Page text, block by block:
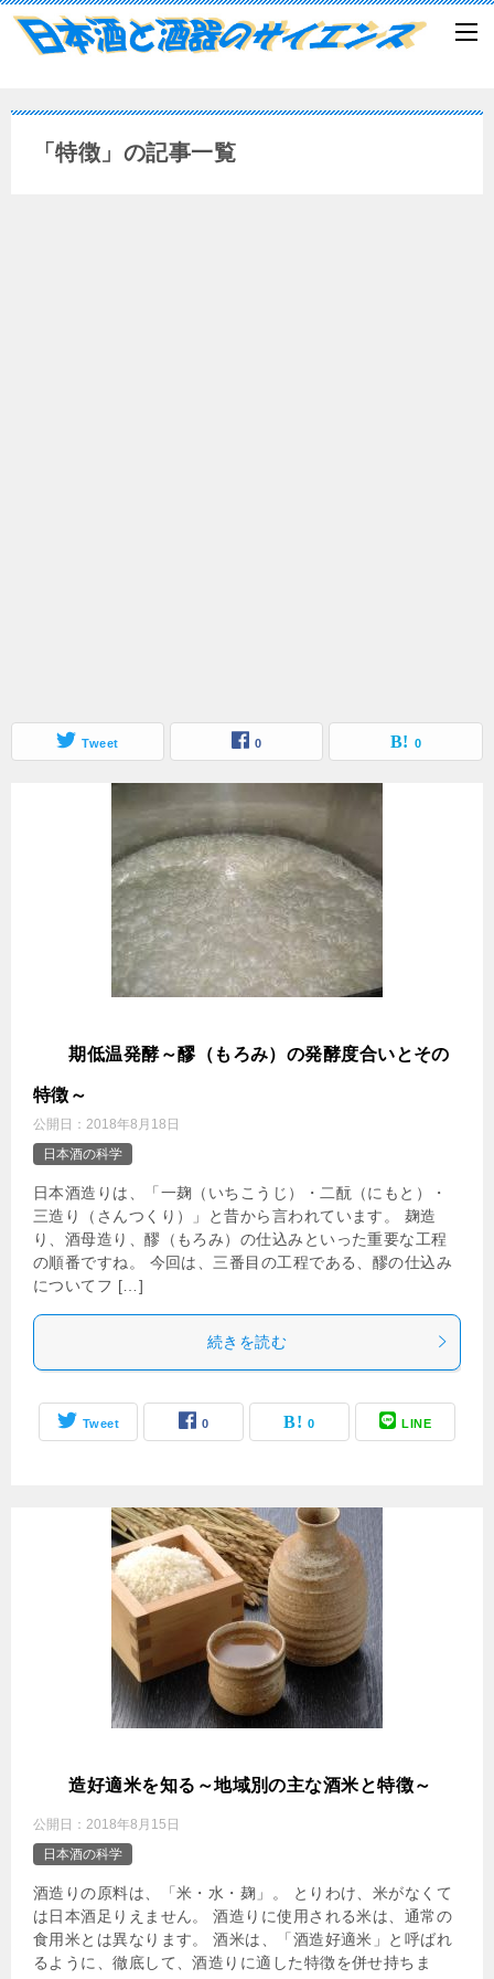
「特徴」の記事一覧
Tweet 0 0
長期低温発酵～醪（もろみ）の発酵度合いとその
特徴～
公開日： 2018年8月18日
日本酒の科学
日本酒造りは、「一麹（いちこうじ）・二酛（にもと）・
三造り（さんつくり）」と昔から言われています。 麹造
り、酒母造り、醪（もろみ）の仕込みといった重要な工程
の順番ですね。 今回は、三番目の工程である、醪の仕込み
についてフ […]
続きを読む
Tweet 0 0 LINE
酒造好適米を知る～地域別の主な酒米と特徴～
公開日： 2018年8月15日
日本酒の科学
酒造りの原料は、「米・水・麹」。 とりわけ、米がなくて
は日本酒足りえません。 酒造りに使用される米は、通常の
食用米とは異なります。 酒米は、「酒造好適米」と呼ばれ
るように、徹底して、酒造りに適した特徴を併せ持ちま